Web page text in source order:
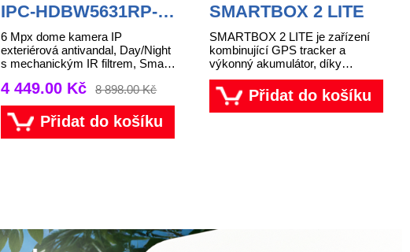
IPC-HDBW5631RP-
ZE
6 Mpx dome kamera IP
exteriérová antivandal, Day/Night
s mechanickým IR filtrem, Smart
6Megapixel progressive scan
STARVIS™ CMOS...
4 449.00 Kč 8 898.00 Kč
Přidat do košíku
SMARTBOX 2 LITE
SMARTBOX 2 LITE je zařízení
kombinující GPS tracker a
výkonný akumulátor, díky
kterému je možné transport
sledovat i na velmi dlouhých
cestách.Přidat do košíku